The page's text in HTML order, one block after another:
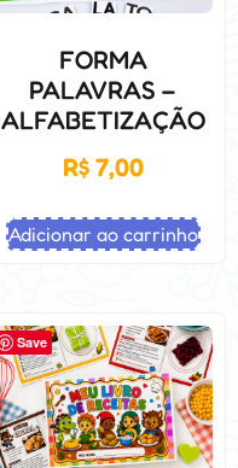
FORMA
PALAVRAS –
ALFABETIZAÇÃO
R$7,00
Adicionar ao carrinho
Save